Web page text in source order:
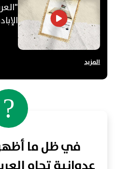
المزيد
?
في ظل ما